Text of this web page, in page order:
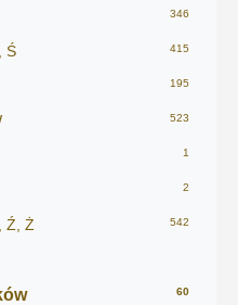
346
Ś 415
195
523
1
2
Ź, Ż 542
60